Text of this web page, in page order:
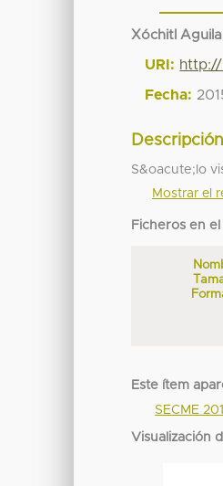
Xóchitl
URI:
Fecha:
S&oacute;lo
Mostrar el
Ficheros en
Este ítem
SECME
Visualización